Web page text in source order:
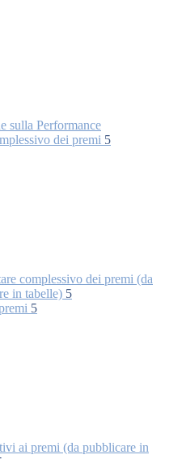
sulla Performance
dei premi 5
complessivo dei premi (da
in tabelle) 5
5
ai premi (da pubblicare in